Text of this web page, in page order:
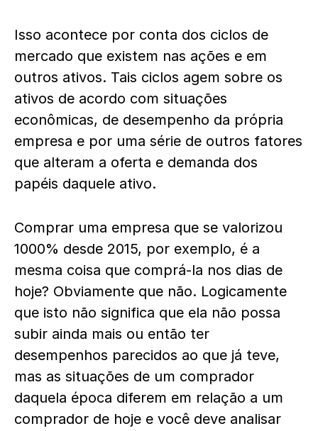
Isso acontece por conta dos ciclos de
mercado que existem nas ações e em
outros ativos. Tais ciclos agem sobre os
ativos de acordo com situações
econômicas, de desempenho da própria
empresa e por uma série de outros fatores
que alteram a oferta e demanda dos
papéis daquele ativo.
Comprar uma empresa que se valorizou
1000% desde 2015, por exemplo, é a
mesma coisa que comprá-la nos dias de
hoje? Obviamente que não. Logicamente
que isto não significa que ela não possa
subir ainda mais ou então ter
desempenhos parecidos ao que já teve,
mas as situações de um comprador
daquela época diferem em relação a um
comprador de hoje e você deve analisar